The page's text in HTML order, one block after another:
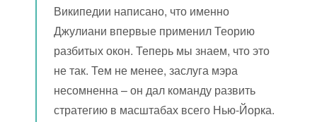
Википедии написано, что именно
Джулиани впервые применил Теорию
разбитых окон. Теперь мы знаем, что это
не так. Тем не менее, заслуга мэра
несомненна – он дал команду развить
стратегию в масштабах всего Нью-Йорка.